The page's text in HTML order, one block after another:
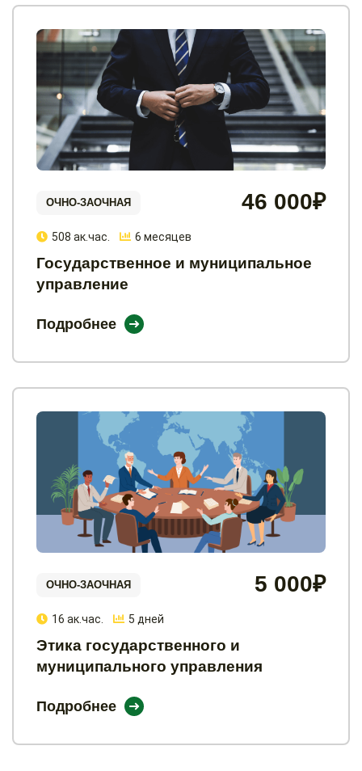
ОЧНО-ЗАОЧНАЯ 46 000₽
508 ак.час. 6 месяцев
Государственное и муниципальное
управление
Подробнее
ОЧНО-ЗАОЧНАЯ 5 000₽
16 ак.час. 5 дней
Этика государственного и
муниципального управления
Подробнее